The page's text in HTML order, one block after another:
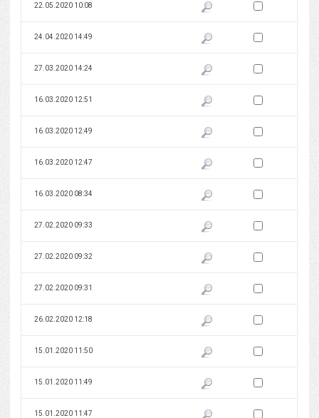
22.05.2020 10:08 Pokaż podgląd wersji z dnia
Zaznacz wersję do
24.04.2020 14:49 Pokaż podgląd wersji z dnia
Zaznacz wersję do
27.03.2020 14:24 Pokaż podgląd wersji z dnia
Zaznacz wersję do
16.03.2020 12:51 Pokaż podgląd wersji z dnia
Zaznacz wersję do
16.03.2020 12:49 Pokaż podgląd wersji z dnia
Zaznacz wersję do
16.03.2020 12:47 Pokaż podgląd wersji z dnia
Zaznacz wersję do
16.03.2020 08:34 Pokaż podgląd wersji z dnia
Zaznacz wersję do
27.02.2020 09:33 Pokaż podgląd wersji z dnia
Zaznacz wersję do
27.02.2020 09:32 Pokaż podgląd wersji z dnia
Zaznacz wersję do
27.02.2020 09:31 Pokaż podgląd wersji z dnia
Zaznacz wersję do
26.02.2020 12:18 Pokaż podgląd wersji z dnia
Zaznacz wersję do
15.01.2020 11:50 Pokaż podgląd wersji z dnia
Zaznacz wersję do
15.01.2020 11:49 Pokaż podgląd wersji z dnia
Zaznacz wersję do
15.01.2020 11:47 Pokaż podgląd wersji z dnia
Zaznacz wersję do